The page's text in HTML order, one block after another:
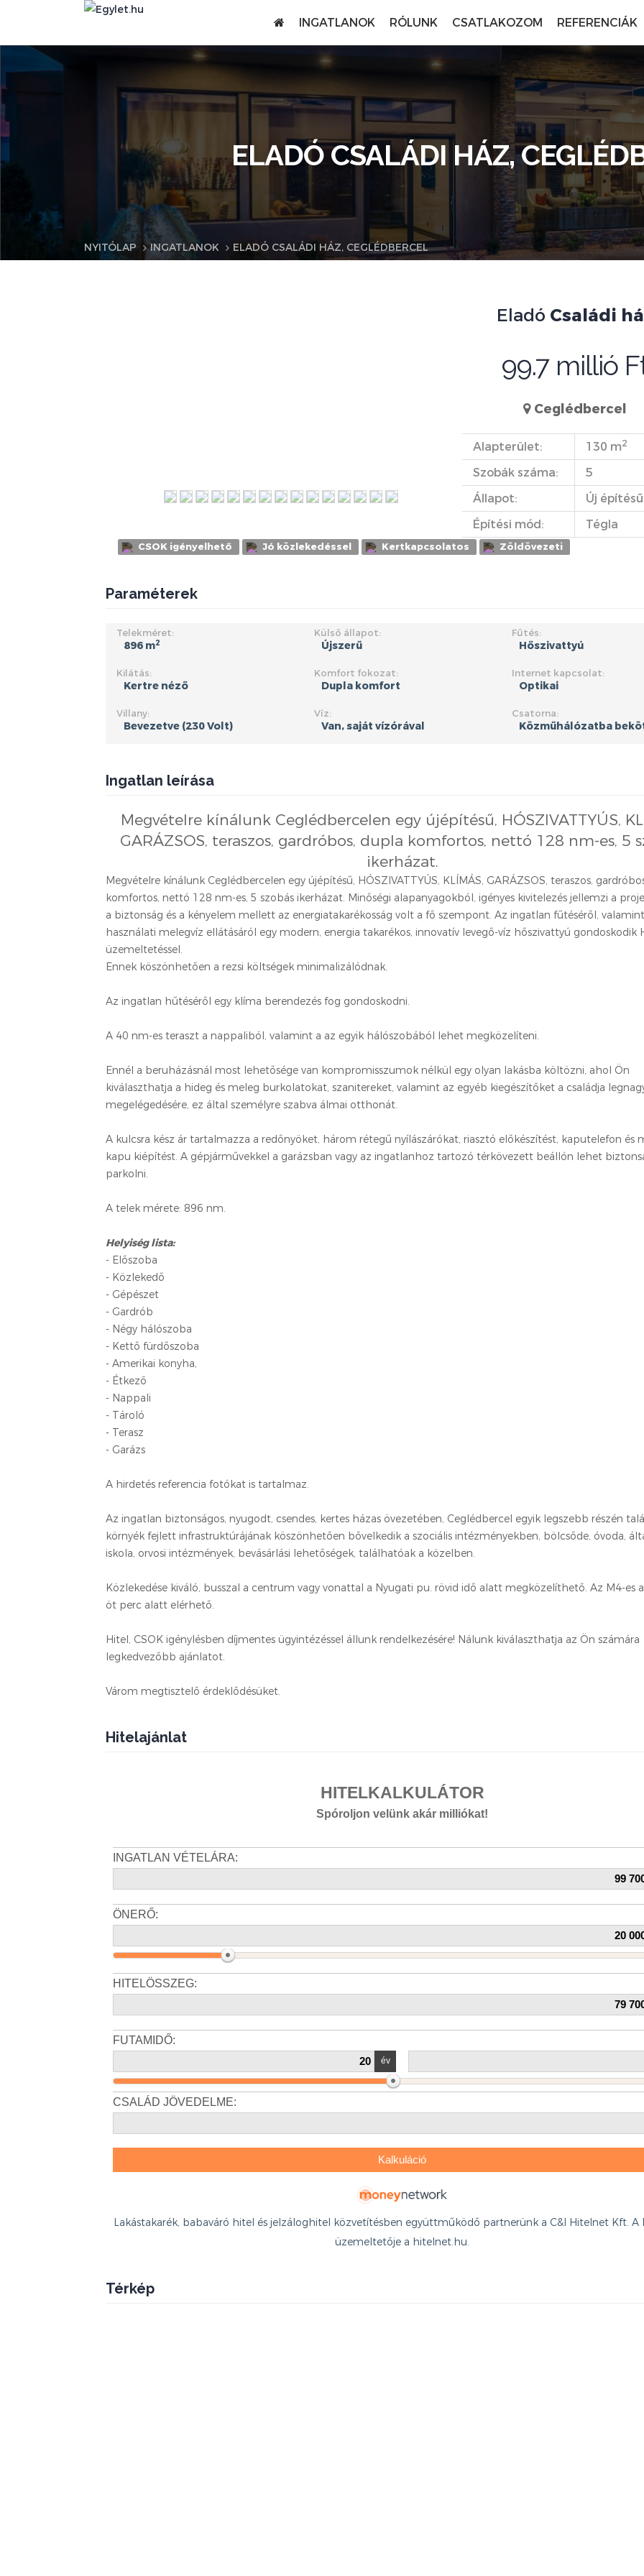
INGATLANOK RÓLUNK CSATLAKOZOM REFERENCIÁK
ELADÓ CSALÁDI HÁZ,
NYITÓLAP INGATLANOK ELADÓ CSALÁDI HÁZ, CEGLÉDBERCEL
Eladó Családi
99.7 millió
Ceglédbercel
Alapterület: 130 m2
Szobák száma:
5
Állapot:
Új építésű
Építési mód:
Tégla
CSOK igényelhető Jó közlekedéssel Kertkapcsolatos Zöldövezeti
Paraméterek
Telekméret:
896 m2
Külső állapot:
Újszerű
Fűtés:
Hőszivattyú
Kilátás:
Kertre néző
Komfort fokozat:
Dupla komfort
Internet kapcsolat:
Optikai
Villany:
Bevezetve (230 Volt)
Víz:
Van, saját vízórával
Csatorna:
Közműhálózatba
Ingatlan leírása
Megvételre kínálunk Ceglédbercelen egy újépítésű, HÓSZIVATTYÚS,
GARÁZSOS, teraszos, gardróbos, dupla komfortos, nettó 128 nm-es, 5
ikerházat.
Megvételre kínálunk Ceglédbercelen egy újépítésű, HÓSZIVATTYÚS, KLÍMÁS, GARÁZSOS, teraszos,
komfortos, nettó 128 nm-es, 5 szobás ikerházat. Minőségi alapanyagokból, igényes kivitelezés jellemzi a
a biztonság és a kényelem mellett az energiatakarékosság volt a fő szempont. Az ingatlan fűtéséről,
használati melegvíz ellátásáról egy modern, energia takarékos, innovatív levegő-víz hőszivattyú gondoskodik
üzemeltetéssel.
Ennek köszönhetően a rezsi költségek minimalizálódnak.
Az ingatlan hűtéséről egy klíma berendezés fog gondoskodni.
A 40 nm-es teraszt a nappaliból, valamint a az egyik hálószobából lehet megközelíteni.
Ennél a beruházásnál most lehetősége van kompromisszumok nélkül egy olyan lakásba költözni, ahol Ön
kiválaszthatja a hideg és meleg burkolatokat, szanitereket, valamint az egyéb kiegészítőket a családja
megelégedésére, ez által személyre szabva álmai otthonát.
A kulcsra kész ár tartalmazza a redőnyöket, három rétegű nyílászárókat, riasztó előkészítést, kaputelefon és
kapu kiépítést. A gépjárművekkel a garázsban vagy az ingatlanhoz tartozó térkövezett beállón lehet
parkolni.
A telek mérete: 896 nm.
Helyiség lista:
- Előszoba
- Közlekedő
- Gépészet
- Gardrób
- Négy hálószoba
- Kettő fürdőszoba
- Amerikai konyha,
- Étkező
- Nappali
- Tároló
- Terasz
- Garázs
A hirdetés referencia fotókat is tartalmaz.
Az ingatlan biztonságos, nyugodt, csendes, kertes házas övezetében, Ceglédbercel egyik legszebb részén
környék fejlett infrastruktúrájának köszönhetően bővelkedik a szociális intézményekben, bölcsőde, óvoda,
iskola, orvosi intézmények, bevásárlási lehetőségek, találhatóak a közelben.
Közlekedése kiváló, busszal a centrum vagy vonattal a Nyugati pu. rövid idő alatt megközelíthető. Az M4-es
öt perc alatt elérhető.
Hitel, CSOK igénylésben díjmentes ügyintézéssel állunk rendelkezésére! Nálunk kiválaszthatja az Ön számára
legkedvezőbb ajánlatot.
Várom megtisztelő érdeklődésüket.
Hitelajánlat
Lakástakarék, babaváró hitel és jelzáloghitel közvetítésben együttműködő partnerünk a C&I Hitelnet Kft. A
üzemeltetője a hitelnet.hu.
Térkép